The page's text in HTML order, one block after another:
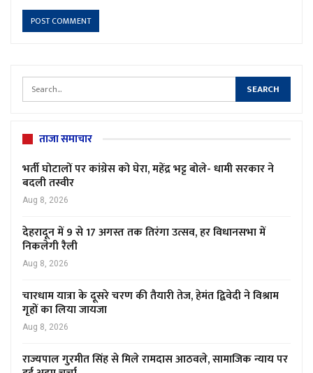
ताजा समाचार
भर्ती घोटालों पर कांग्रेस को घेरा, महेंद्र भट्ट बोले- धामी सरकार ने
बदली तस्वीर
Aug 8, 2026
देहरादून में 9 से 17 अगस्त तक तिरंगा उत्सव, हर विधानसभा में
निकलेगी रैली
Aug 8, 2026
चारधाम यात्रा के दूसरे चरण की तैयारी तेज, हेमंत द्विवेदी ने विश्राम
गृहों का लिया जायजा
Aug 8, 2026
राज्यपाल गुरमीत सिंह से मिले रामदास आठवले, सामाजिक न्याय पर